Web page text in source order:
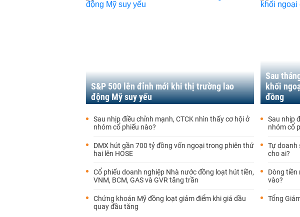
S&P 500 lên đỉnh mới khi thị trường lao
động Mỹ suy yếu
Sau nhịp điều chỉnh mạnh, CTCK nhìn thấy cơ hội ở
nhóm cổ phiếu nào?
DMX hút gần 700 tỷ đồng vốn ngoại trong phiên thứ
hai lên HOSE
Cổ phiếu doanh nghiệp Nhà nước đồng loạt hút tiền,
VNM, BCM, GAS và GVR tăng trần
Chứng khoán Mỹ đồng loạt giảm điểm khi giá dầu
quay đầu tăng
Sau
khối
đồng
Sau nhịp
nhóm cổ
Tự doanh
cho ai?
Dòng tiền
vào?
Tổng